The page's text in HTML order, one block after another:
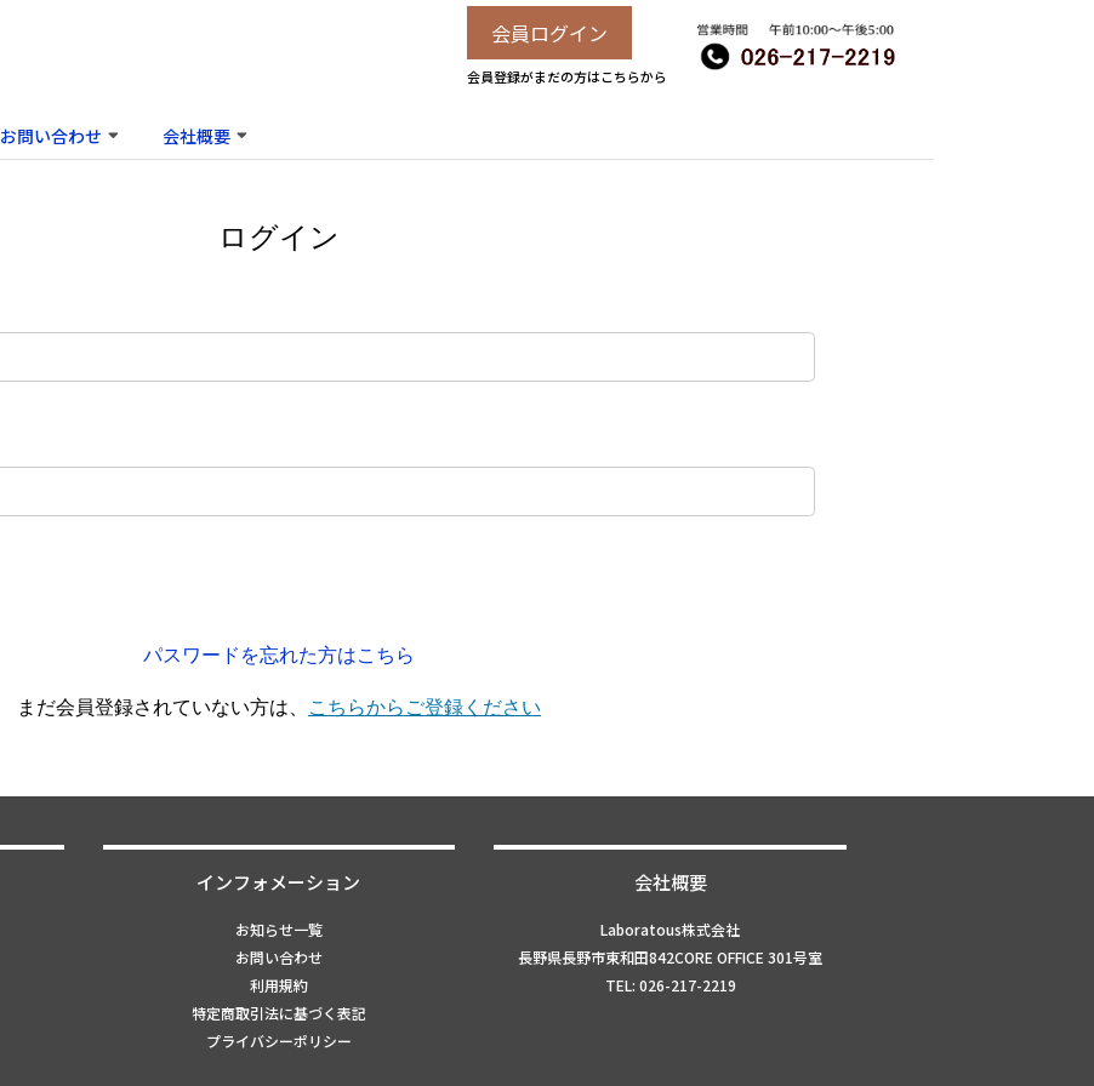
会員ログイン
会員登録がまだの方はこちらから
お問い合わせ 会社概要
ログイン
パスワードを忘れた方はこちら
まだ会員登録されていない方は、 こちらからご登録ください
インフォメーション
お知らせ一覧
お問い合わせ
利用規約
特定商取引法に基づく表記
プライバシーポリシー
会社概要
Laboratous株式会社
長野県長野市東和田842CORE OFFICE 301号室
TEL: 026-217-2219